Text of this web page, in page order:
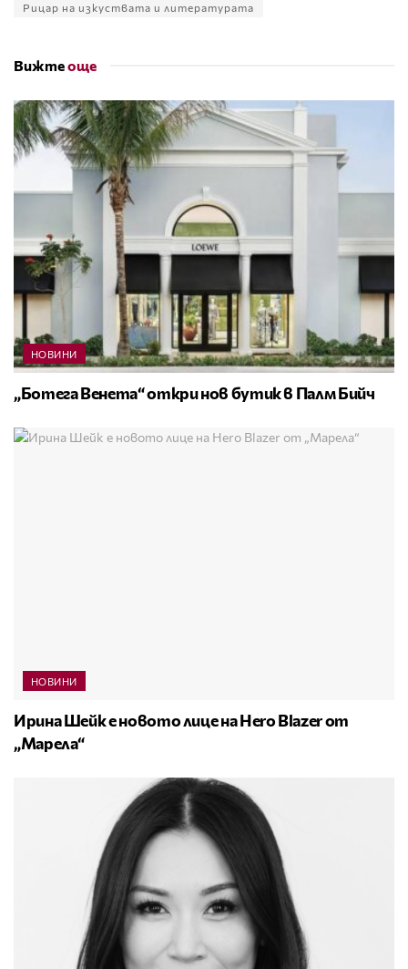
Рицар на изкуствата и литературата
Вижтеоще
НОВИНИ
„Ботега Венета“ откри нов бутик в Палм Бийч
НОВИНИ
Ирина Шейк е новото лице на Hero Blazer от
„Марела“